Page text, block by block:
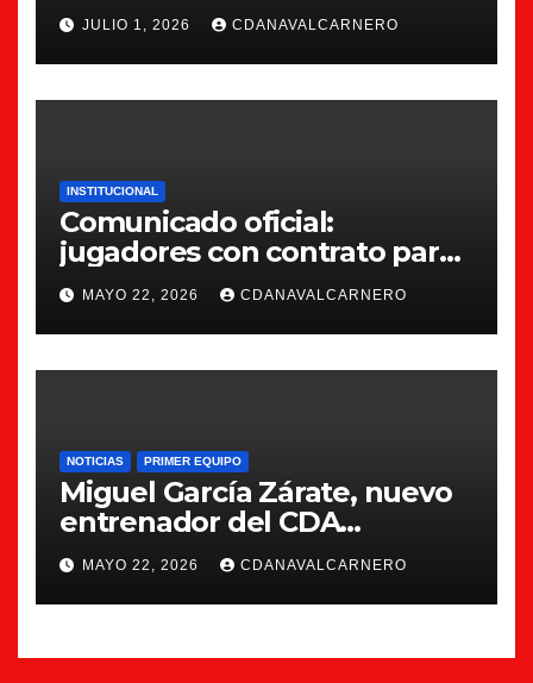
JULIO 1, 2026 CDANAVALCARNERO
INSTITUCIONAL
Comunicado oficial:
jugadores con contrato para
la 26/27
MAYO 22, 2026 CDANAVALCARNERO
NOTICIAS PRIMER EQUIPO
Miguel García Zárate, nuevo
entrenador del CDA
Navalcarnero
MAYO 22, 2026 CDANAVALCARNERO